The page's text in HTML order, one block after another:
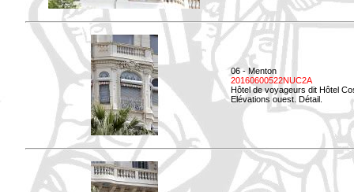
06 - Menton
20160600522NUC2A
Hôtel de voyageurs dit Hôtel
Elévations ouest. Détail.